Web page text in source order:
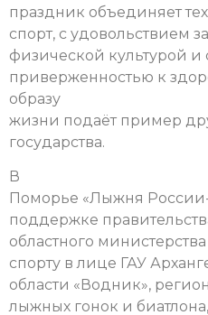
праздник объединяет
спорт, с удовольствием
физической культурой и
приверженностью к
образу
жизни подаёт пример
государства.
В
Поморье «Лыжня
поддержке
областного
спорту в лице ГАУ
области «Водник»,
лыжных гонок и